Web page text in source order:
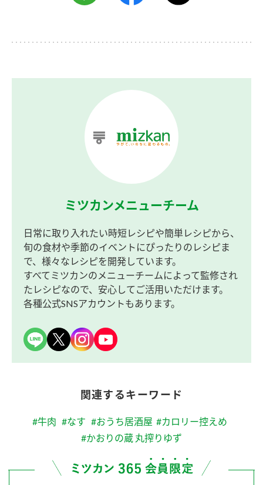
ミツカンメニューチーム
日常に取り入れたい時短レシピや簡単レシピから、
旬の食材や季節のイベントにぴったりのレシピま
で、様々なレシピを開発しています。
すべてミツカンのメニューチームによって監修され
たレシピなので、安心してご活用いただけます。
各種公式SNSアカウントもあります。
関連するキーワード
#牛肉 #なす #おうち居酒屋 #カロリー控えめ
#かおりの蔵 丸搾りゆず